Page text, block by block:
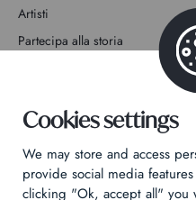
Artisti
Partecipa alla storia
Informativa sulla privacy
Cookies settings
We may store and access
provide social media
clicking "Ok, accept all" you